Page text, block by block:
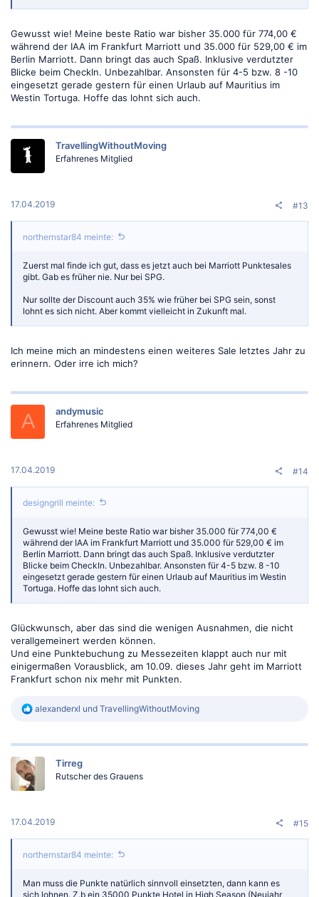
Gewusst wie! Meine beste Ratio war bisher 35.000 für 774,00 €
während der IAA im Frankfurt Marriott und 35.000 für 529,00 € im
Berlin Marriott. Dann bringt das auch Spaß. Inklusive verdutzter
Blicke beim CheckIn. Unbezahlbar. Ansonsten für 4-5 bzw. 8 -10
eingesetzt gerade gestern für einen Urlaub auf Mauritius im
Westin Tortuga. Hoffe das lohnt sich auch.
TravellingWithoutMoving
Erfahrenes Mitglied
17.04.2019 #13
northernstar84 meinte:
Zuerst mal finde ich gut, dass es jetzt auch bei Marriott Punktesales
gibt. Gab es früher nie. Nur bei SPG.
Nur sollte der Discount auch 35% wie früher bei SPG sein, sonst
lohnt es sich nicht. Aber kommt vielleicht in Zukunft mal.
Ich meine mich an mindestens einen weiteres Sale letztes Jahr zu
erinnern. Oder irre ich mich?
A andymusic
Erfahrenes Mitglied
17.04.2019 #14
designgrill meinte:
Gewusst wie! Meine beste Ratio war bisher 35.000 für 774,00 €
während der IAA im Frankfurt Marriott und 35.000 für 529,00 € im
Berlin Marriott. Dann bringt das auch Spaß. Inklusive verdutzter
Blicke beim CheckIn. Unbezahlbar. Ansonsten für 4-5 bzw. 8 -10
eingesetzt gerade gestern für einen Urlaub auf Mauritius im Westin
Tortuga. Hoffe das lohnt sich auch.
Glückwunsch, aber das sind die wenigen Ausnahmen, die nicht
verallgemeinert werden können.
Und eine Punktebuchung zu Messezeiten klappt auch nur mit
einigermaßen Vorausblick, am 10.09. dieses Jahr geht im Marriott
Frankfurt schon nix mehr mit Punkten.
R
k
i
o
n
:
alexanderxl und TravellingWithoutMoving
Tirreg
Rutscher des Grauens
17.04.2019 #15
northernstar84 meinte:
Man muss die Punkte natürlich sinnvoll einsetzten, dann kann es
sich lohnen. Z.b ein 35000 Punkte Hotel in High Season (Neujahr